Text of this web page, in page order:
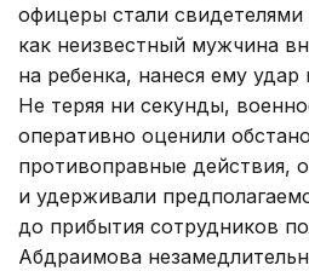
офицеры стали свидетелями
как неизвестный мужчина
на ребенка, нанеся ему удар
Не теряя ни секунды,
оперативно оценили
противоправные действия,
и удерживали
до прибытия сотрудников
Абдраимова